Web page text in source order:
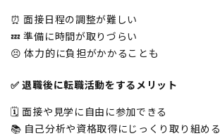
⏰ 面接日程の調整が難しい
💤 準備に時間が取りづらい
😣 体力的に負担がかかることも
✅ 退職後に転職活動をするメリット
🗓 面接や見学に自由に参加できる
📚 自己分析や資格取得にじっくり取り組める